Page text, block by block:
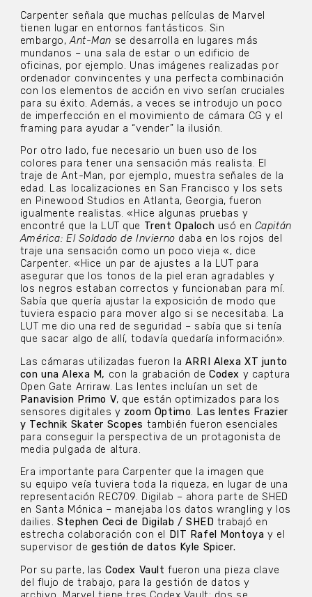
Carpenter señala que muchas películas de Marvel
tienen lugar en entornos fantásticos. Sin
embargo,Ant-Man se desarrolla en lugares más
mundanos – una sala de estar o un edificio de
oficinas, por ejemplo. Unas imágenes realizadas por
ordenador convincentes y una perfecta combinación
con los elementos de acción en vivo serían cruciales
para su éxito. Además, a veces se introdujo un poco
de imperfección en el movimiento de cámara CG y el
framing para ayudar a “vender” la ilusión.
Por otro lado, fue necesario un buen uso de los
colores para tener una sensación más realista. El
traje de Ant-Man, por ejemplo, muestra señales de la
edad. Las localizaciones en San Francisco y los sets
en Pinewood Studios en Atlanta, Georgia, fueron
igualmente realistas. «Hice algunas pruebas y
encontré que la LUT que Trent Opaloch usó en Capitán
América: El Soldado de Invierno daba en los rojos del
traje una sensación como un poco vieja «, dice
Carpenter. «Hice un par de ajustes a la LUT para
asegurar que los tonos de la piel eran agradables y
los negros estaban correctos y funcionaban para mí.
Sabía que quería ajustar la exposición de modo que
tuviera espacio para mover algo si se necesitaba. La
LUT me dio una red de seguridad – sabía que si tenía
que sacar algo de allí, todavía quedaría información».
Las cámaras utilizadas fueron la ARRI Alexa XT junto
con una Alexa M, con la grabación de Codex y captura
Open Gate Arriraw. Las lentes incluían un set de
Panavision Primo V, que están optimizados para los
sensores digitales y zoom Optimo. Las lentes Frazier
y Technik Skater Scopes también fueron esenciales
para conseguir la perspectiva de un protagonista de
media pulgada de altura.
Era importante para Carpenter que la imagen que
su equipo veía tuviera toda la riqueza, en lugar de una
representación REC709. Digilab – ahora parte de SHED
en Santa Mónica – manejaba los datos wrangling y los
dailies. Stephen Ceci de Digilab / SHED trabajó en
estrecha colaboración con el
DIT Rafel Montoya y el
supervisor de gestión de datos Kyle Spicer.
Por su parte, las Codex Vault fueron una pieza clave
del flujo de trabajo, para la gestión de datos y